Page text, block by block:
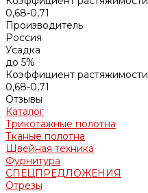
0,68-0,71
Производитель
Россия
Усадка
до 5%
Коэффициент растяжимости
0,68-0,71
Отзывы
Каталог
Трикотажные полотна
Тканые полотна
Швейная техника
Фурнитура
СПЕЦПРЕДЛОЖЕНИЯ
Отрезы